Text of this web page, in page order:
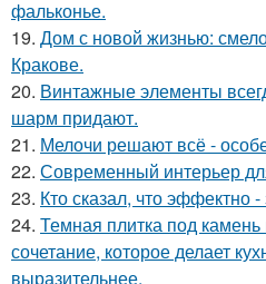
фальконье.
19. Дом с новой жизнью:
Кракове.
20. Винтажные элементы
шарм придают.
21. Мелочи решают всё -
22. Современный интерьер
23. Кто сказал, что эффектно -
24. Темная плитка под
сочетание, которое делает
выразительнее.